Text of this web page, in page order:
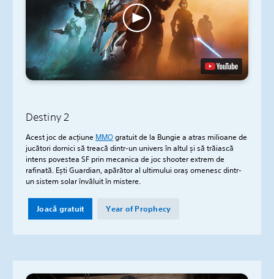
Destiny 2
Acest joc de acțiune MMOgratuit de la Bungie a atras milioane de
jucători dornici să treacă dintr-un univers în altul și să trăiască
intens povestea SF prin mecanica de joc shooter extrem de
rafinată. Ești Guardian, apărător al ultimului oraș omenesc dintr-
un sistem solar învăluit în mistere.
Joacă gratuit Year of Prophecy